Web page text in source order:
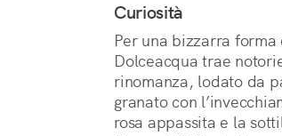
Curiosità
Per una bizzarra
Dolceacqua trae
rinomanza, lodato da
granato con
rosa appassita e la